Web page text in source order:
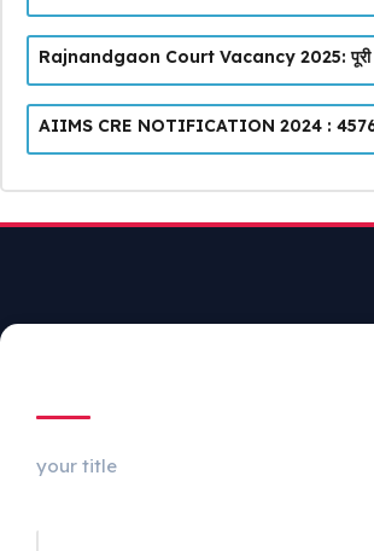
Rajnandgaon Court Vacancy 2025: पूरी
AIIMS CRE NOTIFICATION 2024 : 4576
your title